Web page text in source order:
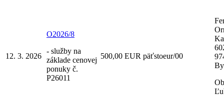
12. 3. 2026
O2026/8
- služby na
základe cenovej
ponuky č.
P26011
500,00 EUR päťstoeur/00